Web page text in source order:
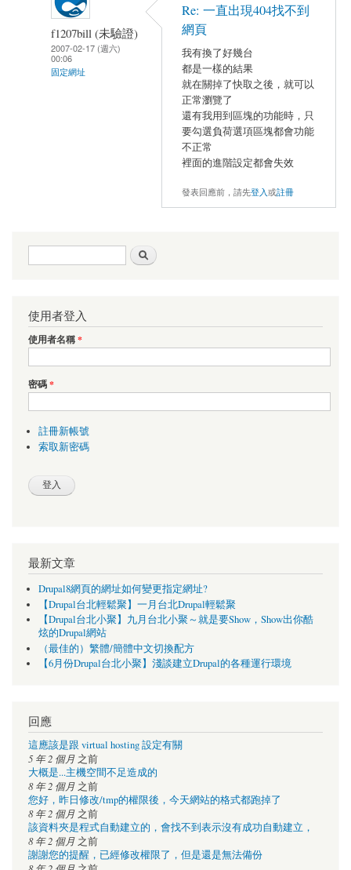
f1207bill (未驗證)
2007-02-17 (週六)
00:06
固定網址
Re: 一直出現404找不到
網頁
我有換了好幾台
都是一樣的結果
就在關掉了快取之後，就可以
正常瀏覽了
還有我用到區塊的功能時，只
要勾選負荷選項區塊都會功能
不正常
裡面的進階設定都會失效
發表回應前，請先登入或註冊
搜尋表單
使用者登入
使用者名稱*
密碼*
註冊新帳號
索取新密碼
最新文章
Drupal8網頁的網址如何變更指定網址?
【Drupal台北輕鬆聚】一月台北Drupal輕鬆聚
【Drupal台北小聚】九月台北小聚～就是要Show，Show出你酷
炫的Drupal網站
（最佳的）繁體/簡體中文切換配方
【6月份Drupal台北小聚】淺談建立Drupal的各種運行環境
回應
這應該是跟 virtual hosting 設定有關
5 年 2 個月 之前
大概是...主機空間不足造成的
8 年 2 個月 之前
您好，昨日修改/tmp的權限後，今天網站的格式都跑掉了
8 年 2 個月 之前
該資料夾是程式自動建立的，會找不到表示沒有成功自動建立，
8 年 2 個月 之前
謝謝您的提醒，已經修改權限了，但是還是無法備份